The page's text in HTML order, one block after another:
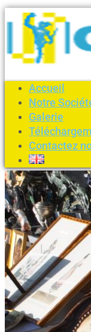
Accueil
Notre
Galerie
Contactez